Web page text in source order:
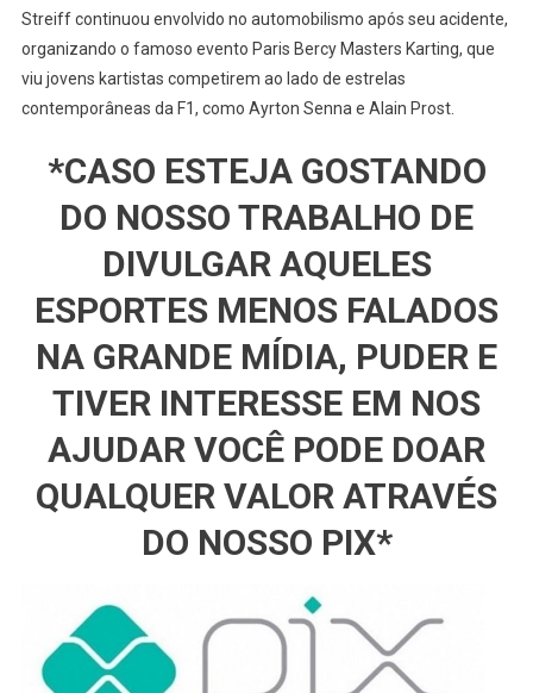
Streiff continuou envolvido no automobilismo após seu acidente,
organizando o famoso evento Paris Bercy Masters Karting, que
viu jovens kartistas competirem ao lado de estrelas
contemporâneas da F1, como Ayrton Senna e Alain Prost.
*CASO ESTEJA GOSTANDO
DO NOSSO TRABALHO DE
DIVULGAR AQUELES
ESPORTES MENOS FALADOS
NA GRANDE MÍDIA, PUDER E
TIVER INTERESSE EM NOS
AJUDAR VOCÊ PODE DOAR
QUALQUER VALOR ATRAVÉS
DO NOSSO PIX*